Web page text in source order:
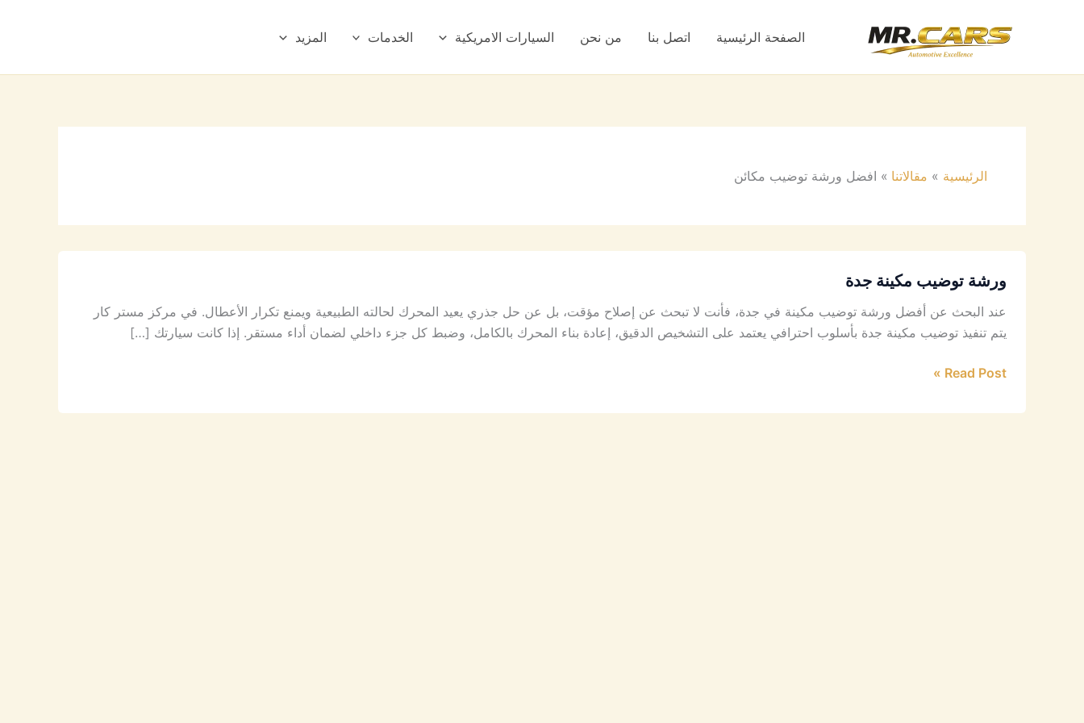
الصفحة الرئيسية اتصل بنا من نحن السيارات الامريكية الخدمات المزيد
الرئيسية مقالاتنا افضل ورشة توضيب مكائن
ورشة توضيب مكينة جدة
عند البحث عن أفضل ورشة توضيب مكينة في جدة، فأنت لا تبحث عن إصلاح مؤقت، بل عن حل جذري يعيد المحرك لحالته الطبيعية ويمنع تكرار الأعطال. في مركز مستر كار
يتم تنفيذ توضيب مكينة جدة بأسلوب احترافي يعتمد على التشخيص الدقيق، إعادة بناء المحرك بالكامل، وضبط كل جزء داخلي لضمان أداء مستقر. إذا كانت سيارتك […]
Read Post »